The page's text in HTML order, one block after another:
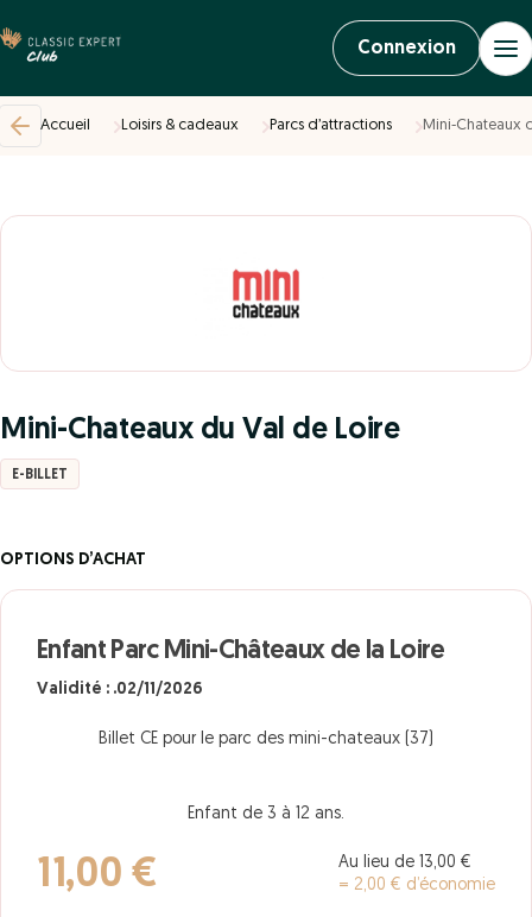
Connexion
Accueil Loisirs & cadeaux Parcs d’attractions Mini-Chateaux
Mini-Chateaux du Val de Loire
E-BILLET
OPTIONS D’ACHAT
Enfant Parc Mini-Châteaux de la Loire
Validité : .02/11/2026
Billet CE pour le parc des mini-chateaux (37)
Enfant de 3 à 12 ans.
11,00 €
Au lieu de 13,00 €
= 2,00 € d’économie